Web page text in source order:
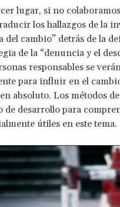
lugar, si no
los hallazgos de la
del cambio” detrás de la
de la “denuncia y el
responsables se
para influir en el
absoluto. Los métodos
de desarrollo para
útiles en este tema.